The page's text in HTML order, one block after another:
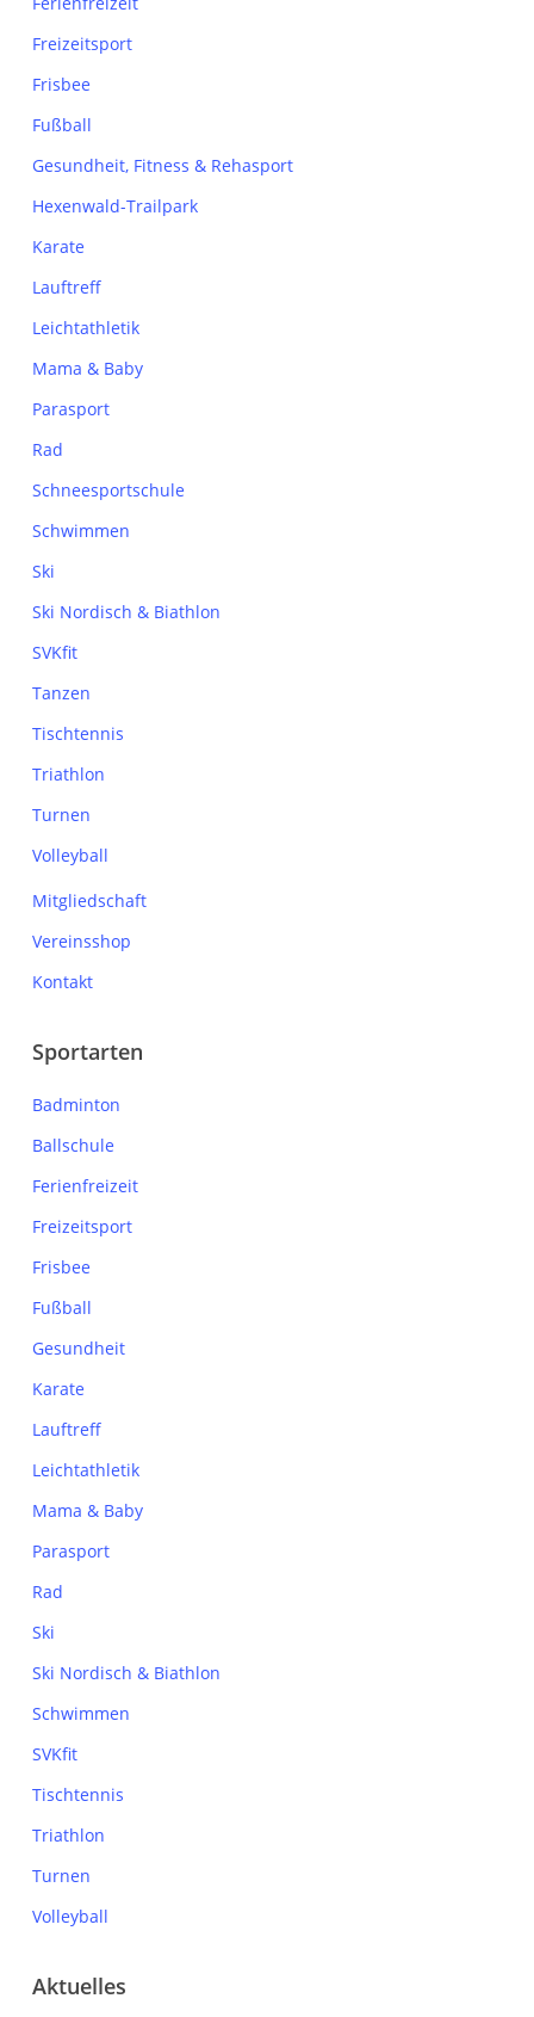
Freizeitsport
Frisbee
Fußball
Gesundheit, Fitness & Rehasport
Hexenwald-Trailpark
Karate
Lauftreff
Leichtathletik
Mama & Baby
Parasport
Rad
Schneesportschule
Schwimmen
Ski
Ski Nordisch & Biathlon
SVKfit
Tanzen
Tischtennis
Triathlon
Turnen
Volleyball
Mitgliedschaft
Vereinsshop
Kontakt
Sportarten
Badminton
Ballschule
Ferienfreizeit
Freizeitsport
Frisbee
Fußball
Gesundheit
Karate
Lauftreff
Leichtathletik
Mama & Baby
Parasport
Rad
Ski
Ski Nordisch & Biathlon
Schwimmen
SVKfit
Tischtennis
Triathlon
Turnen
Volleyball
Aktuelles